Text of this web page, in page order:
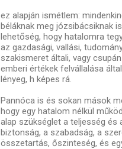
ez alapján ismétlem:
béláknak meg józsibácsiknak
lehetőség, hogy hatalomra
az gazdasági, vallási,
szakismeret általi, vagy
emberi értékek felvállalása
lényeg, h képes rá.
Pannóca is és sokan mások
hogy egy hatalom nélkül
alap szükséglet a teljesség és
biztonság, a szabadság, a
összetartás, őszinteség, és